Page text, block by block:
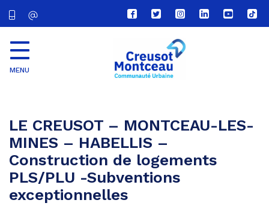
Lien
vers
compte
Facebook
Lien
vers
compte
Twitter
Lien
vers
le
compte
Lien
vers
Lien
vers
Lien
vers
MENU
LE CREUSOT – MONTCEAU-LES-
MINES – HABELLIS –
Construction de logements
PLS/PLU -Subventions
exceptionnelles